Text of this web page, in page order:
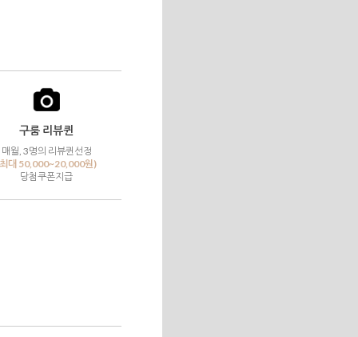
구룸 리뷰퀸
매월, 3명의 리뷰퀸선정
대 50,000~20,000원)
당첨쿠폰지급